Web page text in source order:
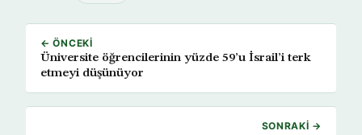
← ÖNCEKI
Üniversite öğrencilerinin yüzde 59’u İsrail’i terk
etmeyi düşünüyor
SONRAKI →